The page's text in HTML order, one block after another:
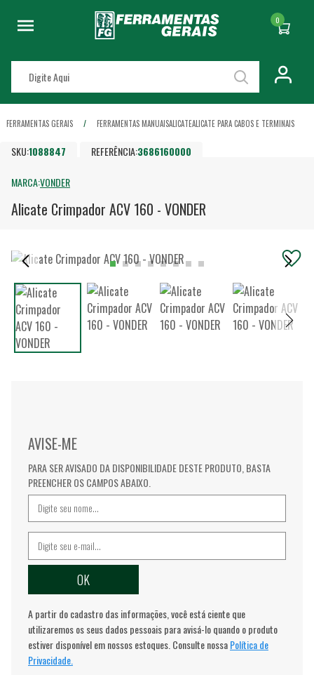
0
FERRAMENTAS GERAIS FERRAMENTAS MANUAISALICATEALICATE PARA CABOS E TERMINAIS
SKU:1088847 REFERÊNCIA:3686160000
MARCA:VONDER
Alicate Crimpador ACV 160 - VONDER
AVISE-ME
PARA SER AVISADO DA DISPONIBILIDADE DESTE PRODUTO, BASTA
PREENCHER OS CAMPOS ABAIXO.
A partir do cadastro das informações, você está ciente que
utilizaremos os seus dados pessoais para avisá-lo quando o produto
estiver disponível em nossos estoques. Consulte nossaPolítica de
Privacidade.